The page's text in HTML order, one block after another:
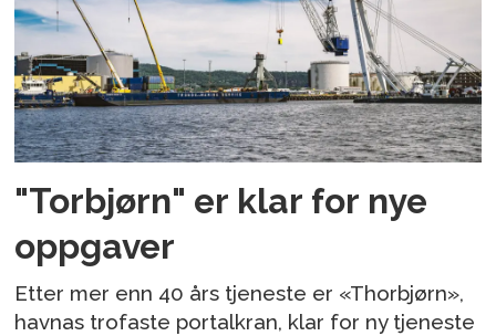
"Torbjørn" er klar for nye
oppgaver
Etter mer enn 40 års tjeneste er «Thorbjørn»,
havnas trofaste portalkran, klar for ny tjeneste